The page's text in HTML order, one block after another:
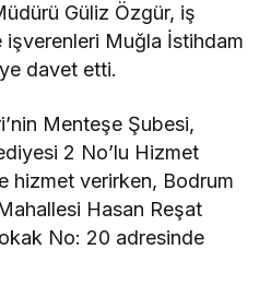
Güliz Özgür, iş
işverenleri Muğla İstihdam
davet etti.
Menteşe Şubesi,
2 No’lu Hizmet
hizmet verirken, Bodrum
Hasan Reşat
No: 20 adresinde